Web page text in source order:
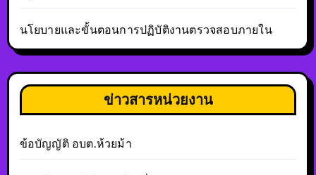
นโยบายและขั้นตอนการปฏิบัติงานตรวจสอบภายใน
ข่าวสารหน่วยงาน
ข้อบัญญัติ อบต.ห้วยม้า